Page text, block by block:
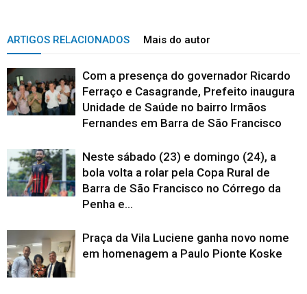
ARTIGOS RELACIONADOS Mais do autor
Com a presença do governador Ricardo
Ferraço e Casagrande, Prefeito inaugura
Unidade de Saúde no bairro Irmãos
Fernandes em Barra de São Francisco
Neste sábado (23) e domingo (24), a
bola volta a rolar pela Copa Rural de
Barra de São Francisco no Córrego da
Penha e...
Praça da Vila Luciene ganha novo nome
em homenagem a Paulo Pionte Koske